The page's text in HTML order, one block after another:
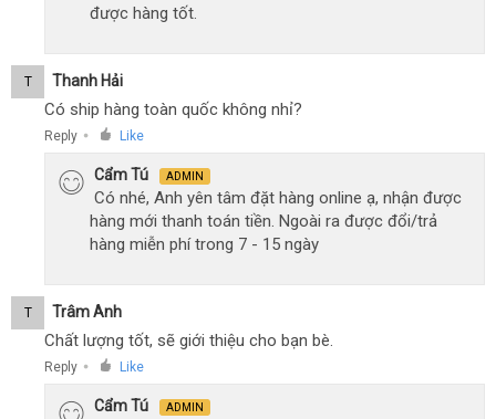
được hàng tốt.
T Thanh Hải
Có ship hàng toàn quốc không nhỉ?
Reply ● Like
Cẩm Tú ADMIN
Có nhé, Anh yên tâm đặt hàng online ạ, nhận được
hàng mới thanh toán tiền. Ngoài ra được đổi/trả
hàng miễn phí trong 7 - 15 ngày
T Trâm Anh
Chất lượng tốt, sẽ giới thiệu cho bạn bè.
Reply ● Like
Cẩm Tú ADMIN